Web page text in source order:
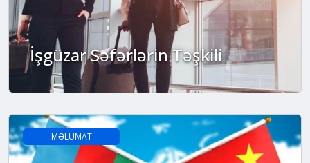
İşgüzar Səfərlərin Təşkili
MƏLUMAT